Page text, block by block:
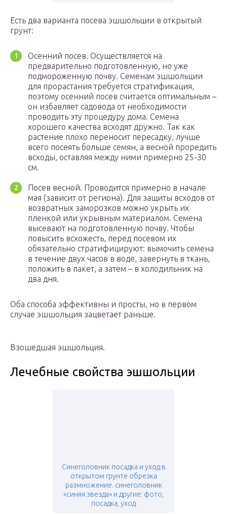
Есть два варианта посева эшшольции в открытый
грунт:
Осенний посев. Осуществляется на
предварительно подготовленную, но уже
подмороженную почву. Семенам эшшольции
для прорастания требуется стратификация,
поэтому осенний посев считается оптимальным –
он избавляет садовода от необходимости
проводить эту процедуру дома. Семена
хорошего качества всходят дружно. Так как
растение плохо переносит пересадку, лучше
всего посеять больше семян, а весной проредить
всходы, оставляя между ними примерно 25-30
см.
Посев весной. Проводится примерно в начале
мая (зависит от региона). Для защиты всходов от
возвратных заморозков можно укрыть их
пленкой или укрывным материалом. Семена
высевают на подготовленную почву. Чтобы
повысить всхожесть, перед посевом их
обязательно стратифицируют: вымочить семена
в течение двух часов в воде, завернуть в ткань,
положить в пакет, а затем – в холодильник на
два дня.
Оба способа эффективны и просты, но в первом
случае эшшольция зацветает раньше.
Взошедшая эшшольция.
Лечебные свойства эшшольции
Синеголовник посадка и уход в
открытом грунте обрезка
размножение. синеголовник
«синяя звезда» и другие: фото,
посадка, уход